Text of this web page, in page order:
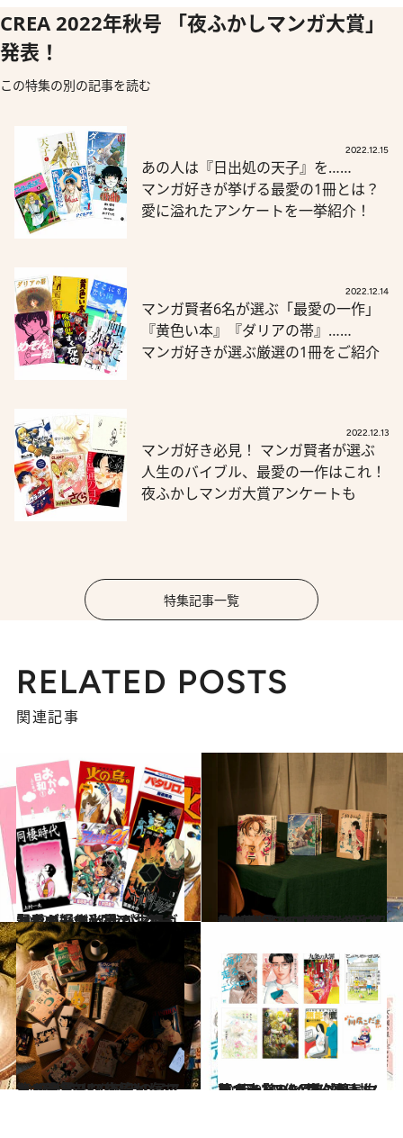
CREA 2022年秋号 「夜ふかしマンガ大賞」
発表！
この特集の別の記事を読む
2022.12.15
あの人は『日出処の天子』を……
マンガ好きが挙げる最愛の1冊とは？
愛に溢れたアンケートを一挙紹介！
2022.12.14
マンガ賢者6名が選ぶ「最愛の一作」
『黄色い本』『ダリアの帯』……
マンガ好きが選ぶ厳選の1冊をご紹介
2022.12.13
マンガ好き必見！ マンガ賢者が選ぶ
人生のバイブル、最愛の一作はこれ！
夜ふかしマンガ大賞アンケートも
特集記事一覧
RELATED POSTS
関連記事
2022.12.10
マンガ好き必見！ マンガ賢者が選ぶ 【我が生涯、最愛の一作】その① 夜ふかしマンガ大賞アンケートも！
カルチャー 2022.9.17
第1回「CREA夜ふかしマンガ大賞」 2022年のベスト10発表！〈前篇〉 受賞作5位から10位を一挙に紹介
カルチャー
2022.9.18
第1回「CREA夜ふかしマンガ大賞」 2022年のベスト10発表！〈後篇〉 気になる第1位は―!?
カルチャー 2022.9.19
第1回「CREA夜ふかしマンガ大賞」 〈番外篇〉ノミネート8作品を 熱い推薦コメントと共に発表します！
カルチャー